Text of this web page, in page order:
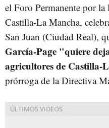
el Foro Permanente por
Castilla-La Mancha,
San Juan (Ciudad Real),
García-Page "quiere
agricultores de Castilla-
prórroga de la Directiva